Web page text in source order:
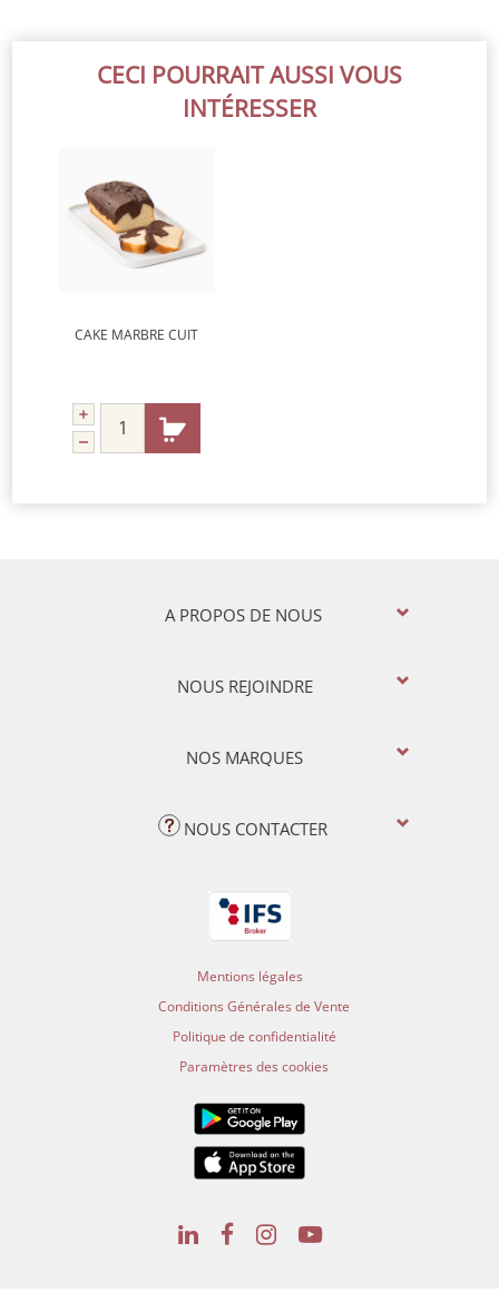
CECI POURRAIT AUSSI VOUS
INTÉRESSER
CAKE MARBRE CUIT
A PROPOS DE NOUS
NOUS REJOINDRE
NOS MARQUES
NOUS CONTACTER
Mentions légales
Conditions Générales de Vente
Politique de confidentialité
Paramètres des cookies